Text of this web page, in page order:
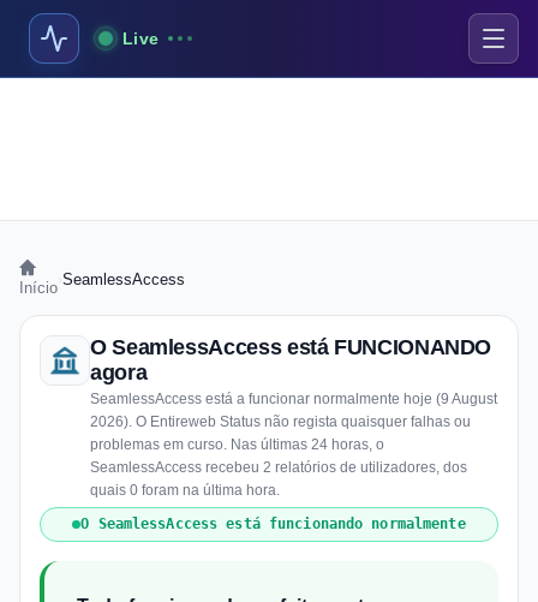
Live
Início SeamlessAccess
O SeamlessAccess está FUNCIONANDO
agora
SeamlessAccess está a funcionar normalmente hoje (9 August
2026). O Entireweb Status não regista quaisquer falhas ou
problemas em curso. Nas últimas 24 horas, o
SeamlessAccess recebeu 2 relatórios de utilizadores, dos
quais 0 foram na última hora.
O SeamlessAccess está funcionando normalmente